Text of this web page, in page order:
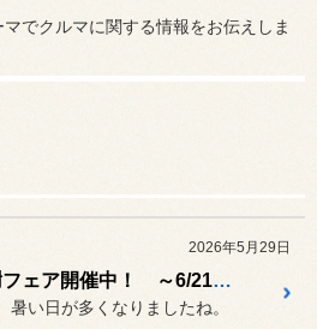
でクルマに関する情報をお伝えしま
2026年5月29日
35th大感謝フェア開催中！ ～6/21㈰まで
暑い日が多くなりましたね。